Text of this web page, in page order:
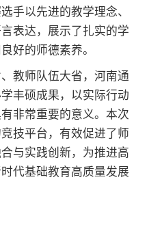
手以先进的教学理念、
表达，展示了扎实的学
好的师德素养。
师队伍大省，河南通
丰硕成果，以实际行动
非常重要的意义。本次
技平台，有效促进了师
与实践创新，为推进高
代基础教育高质量发展